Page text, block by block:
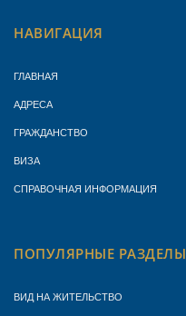
НАВИГАЦИЯ
ГЛАВНАЯ
АДРЕСА
ГРАЖДАНСТВО
ВИЗА
СПРАВОЧНАЯ ИНФОРМАЦИЯ
ПОПУЛЯРНЫЕ РАЗДЕЛЫ
ВИД НА ЖИТЕЛЬСТВО